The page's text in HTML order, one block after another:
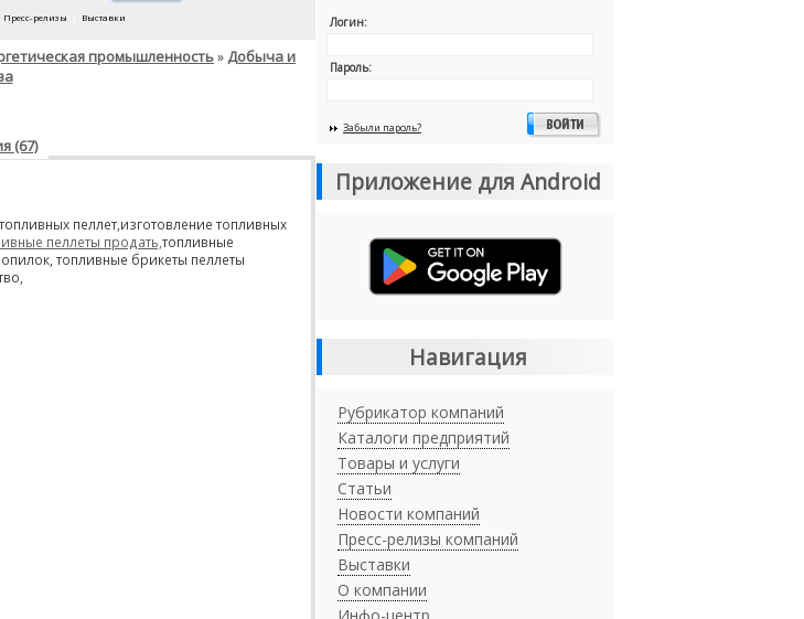
Пресс-релизы Выставки
промышленность» Добыча и
(67)
пеллет,изготовление топливных
пеллеты продать, топливные
топливные брикеты пеллеты
Логин:
Пароль:
Забыли пароль?
Приложение для Android
Навигация
Рубрикатор компаний
Каталоги предприятий
Товары и услуги
Статьи
Новости компаний
Пресс-релизы компаний
Выставки
О компании